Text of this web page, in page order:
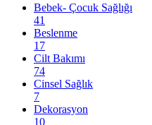
Bebek- Çocuk Sağlığı
41
Beslenme
17
Cilt Bakımı
74
Cinsel Sağlık
7
Dekorasyon
10